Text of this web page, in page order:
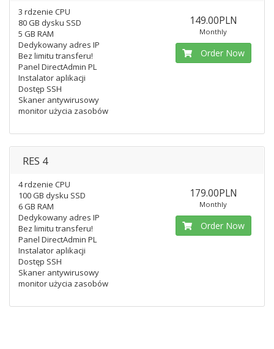
3 rdzenie CPU
80 GB dysku SSD
5 GB RAM
Dedykowany adres IP
Bez limitu transferu!
Panel DirectAdmin PL
Instalator aplikacji
Dostęp SSH
Skaner antywirusowy
monitor użycia zasobów
149.00PLN
Monthly
Order Now
RES 4
4 rdzenie CPU
100 GB dysku SSD
6 GB RAM
Dedykowany adres IP
Bez limitu transferu!
Panel DirectAdmin PL
Instalator aplikacji
Dostęp SSH
Skaner antywirusowy
monitor użycia zasobów
179.00PLN
Monthly
Order Now